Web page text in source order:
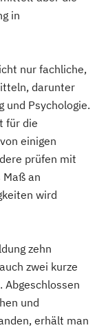
in
nur fachliche,
darunter
und Psychologie.
für die
einigen
prüfen mit
Maß an
wird
zehn
zwei kurze
Abgeschlossen
und
erhält man